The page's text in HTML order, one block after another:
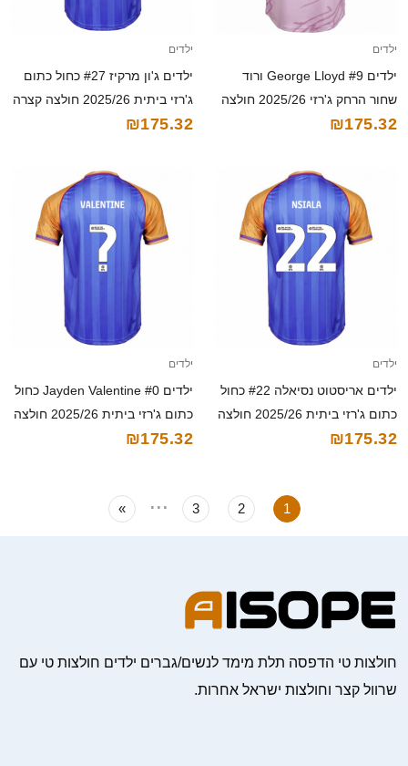
ילדים
ילדים George Lloyd #9 ורוד
שחור הרחק ג'רזי 2025/26 חולצה
קצרה
₪175.32
ילדים
ילדים ג'ון מרקיז #27 כחול כתום
ג'רזי ביתית 2025/26 חולצה קצרה
₪175.32
ילדים
ילדים אריסטוט נסיאלה #22 כחול
כתום ג'רזי ביתית 2025/26 חולצה
קצרה
₪175.32
ילדים
ילדים Jayden Valentine #0 כחול
כתום ג'רזי ביתית 2025/26 חולצה
קצרה
₪175.32
1
2
3
...
»
חולצות טי הדפסה תלת מימד לנשים/גברים ילדים חולצות טי עם
שרוול קצר וחולצות ישראל אחרות.